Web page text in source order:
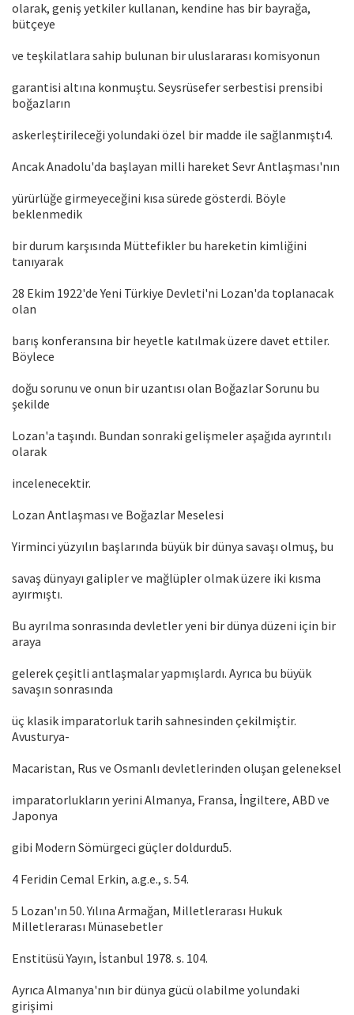
olarak, geniş yetkiler kullanan, kendine has bir bayrağa,
bütçeye
ve teşkilatlara sahip bulunan bir uluslararası komisyonun
garantisi altına konmuştu. Seysrüsefer serbestisi prensibi
boğazların
askerleştirileceği yolundaki özel bir madde ile sağlanmıştı4.
Ancak Anadolu'da başlayan milli hareket Sevr Antlaşması'nın
yürürlüğe girmeyeceğini kısa sürede gösterdi. Böyle
beklenmedik
bir durum karşısında Müttefikler bu hareketin kimliğini
tanıyarak
28 Ekim 1922'de Yeni Türkiye Devleti'ni Lozan'da toplanacak
olan
barış konferansına bir heyetle katılmak üzere davet ettiler.
Böylece
doğu sorunu ve onun bir uzantısı olan Boğazlar Sorunu bu
şekilde
Lozan'a taşındı. Bundan sonraki gelişmeler aşağıda ayrıntılı
olarak
incelenecektir.
Lozan Antlaşması ve Boğazlar Meselesi
Yirminci yüzyılın başlarında büyük bir dünya savaşı olmuş, bu
savaş dünyayı galipler ve mağlüpler olmak üzere iki kısma
ayırmıştı.
Bu ayrılma sonrasında devletler yeni bir dünya düzeni için bir
araya
gelerek çeşitli antlaşmalar yapmışlardı. Ayrıca bu büyük
savaşın sonrasında
üç klasik imparatorluk tarih sahnesinden çekilmiştir.
Avusturya-
Macaristan, Rus ve Osmanlı devletlerinden oluşan geleneksel
imparatorlukların yerini Almanya, Fransa, İngiltere, ABD ve
Japonya
gibi Modern Sömürgeci güçler doldurdu5.
4 Feridin Cemal Erkin, a.g.e., s. 54.
5 Lozan'ın 50. Yılına Armağan, Milletlerarası Hukuk
Milletlerarası Münasebetler
Enstitüsü Yayın, İstanbul 1978. s. 104.
Ayrıca Almanya'nın bir dünya gücü olabilme yolundaki
girişimi